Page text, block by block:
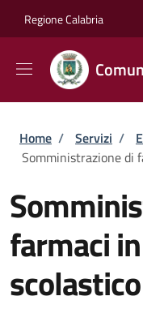
Regione Calabria
Briciole di
Home / Servizi /
Somministrazione di
farmaci
scolastico